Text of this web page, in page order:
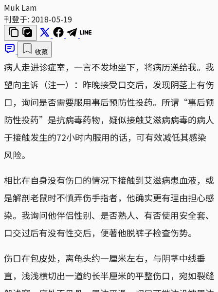
Muk Lam
刊登于: 2018-05-19
收藏
病人走进诊症室，一言不发地坐下，将病历递给我。我
望向主诉（注一）：昨晚接受口交后，发现阴茎上有伤
口，询问是否需要服用事后预防性投药。所谓“事后预
防性投药”是抗病毒药物，疑似接触艾滋病病毒的病人
于接触发生的72小时内服用的话，可有效减低其感染
风险。
相比在自身没有伤口的情况下接触到艾滋病患血液，或
是解剖老鼠时不慎弄伤手指者，他确实更有理由担心感
染。我询问他伴侣性别、是否熟人、有否使用安全套、
口交过后有没有性交后，便著他脱裤子检查伤势。
伤口在包皮处，离龟头约一厘米左右，与阴茎中线垂
直，浅浅横切出一道约长半厘米的平整伤口，宛如裂缝